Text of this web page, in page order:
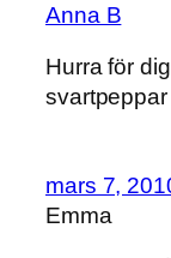
Anna B
Hurra för
mars 7,
Emma